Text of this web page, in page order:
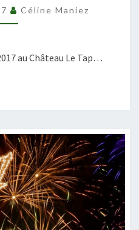
À
VOS
PRÊTS,
Céline Maniez
au Château Le Tap…